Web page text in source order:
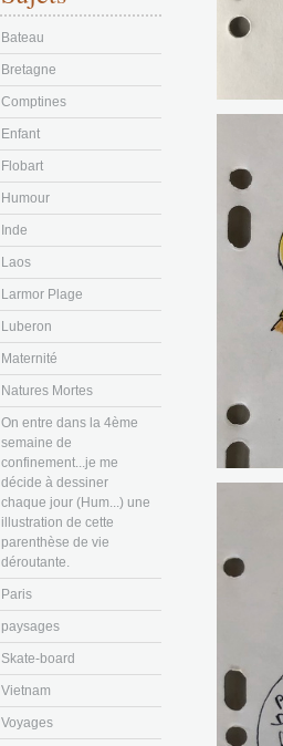
Bateau
Bretagne
Comptines
Enfant
Flobart
Humour
Inde
Laos
Larmor Plage
Luberon
Maternité
Natures Mortes
On entre dans la 4ème
semaine de
confinement...je me
décide à dessiner
chaque jour (Hum...) une
illustration de cette
parenthèse de vie
déroutante.
Paris
paysages
Skate-board
Vietnam
Voyages